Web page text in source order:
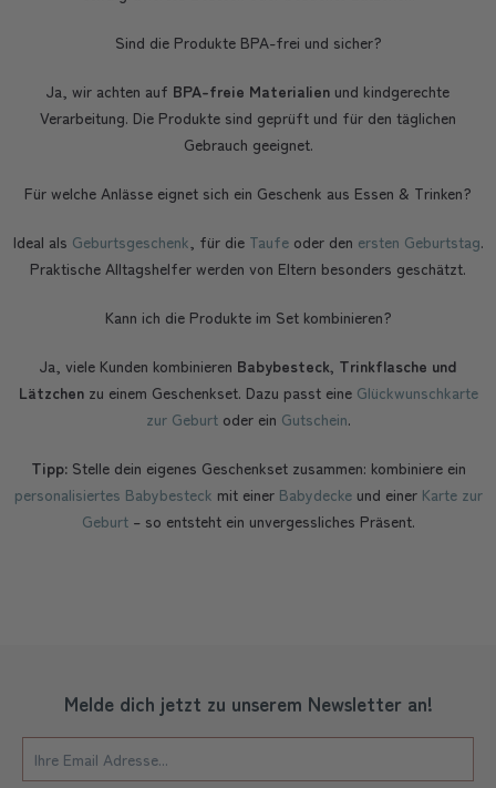
Sind die Produkte BPA-frei und sicher?
Ja, wir achten auf BPA-freie Materialien und kindgerechte
Verarbeitung. Die Produkte sind geprüft und für den täglichen
Gebrauch geeignet.
Für welche Anlässe eignet sich ein Geschenk aus Essen & Trinken?
Ideal als Geburtsgeschenk, für die Taufeoder den ersten Geburtstag.
Praktische Alltagshelfer werden von Eltern besonders geschätzt.
Kann ich die Produkte im Set kombinieren?
Ja, viele Kunden kombinieren Babybesteck, Trinkflasche und
Lätzchenzu einem Geschenkset. Dazu passt eine Glückwunschkarte
zur Geburtoder ein Gutschein.
Tipp:Stelle dein eigenes Geschenkset zusammen: kombiniere ein
personalisiertes Babybesteck mit einer Babydeckeund einer Karte zur
Geburt– so entsteht ein unvergessliches Präsent.
Melde dich jetzt zu unserem Newsletter an!